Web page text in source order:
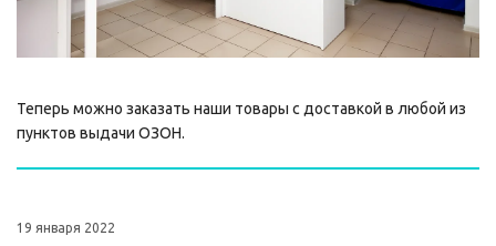
Теперь можно заказать наши товары с доставкой в любой из
пунктов выдачи ОЗОН.
19 января 2022